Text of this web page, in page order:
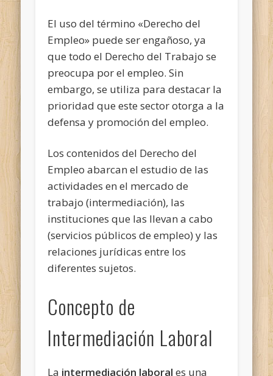
El uso del término «Derecho del
Empleo» puede ser engañoso, ya
que todo el Derecho del Trabajo se
preocupa por el empleo. Sin
embargo, se utiliza para destacar la
prioridad que este sector otorga a la
defensa y promoción del empleo.
Los contenidos del Derecho del
Empleo abarcan el estudio de las
actividades en el mercado de
trabajo (intermediación), las
instituciones que las llevan a cabo
(servicios públicos de empleo) y las
relaciones jurídicas entre los
diferentes sujetos.
Concepto de
Intermediación Laboral
La intermediación laboral es una